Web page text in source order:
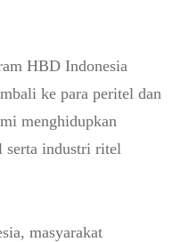
HBD Indonesia
ke para peritel dan
menghidupkan
serta industri ritel
masyarakat